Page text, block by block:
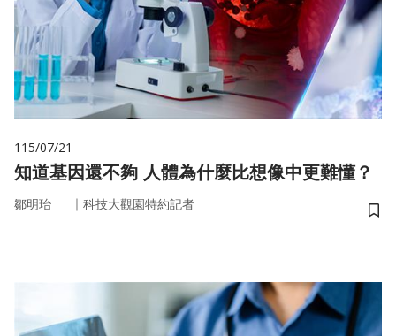
115/07/21
知道基因還不夠 人體為什麼比想像中更難懂？
鄒明珆 ｜ 科技大觀園特約記者
儲